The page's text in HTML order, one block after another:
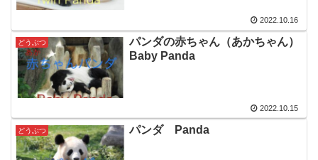
2022.10.16
どうぶつ
パンダの赤ちゃん（あかちゃん）
Baby Panda
2022.10.15
どうぶつ パンダ Panda